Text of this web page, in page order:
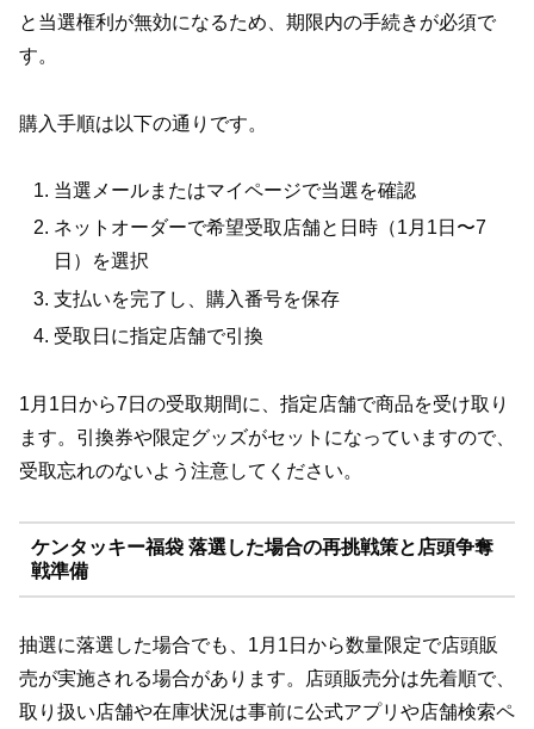
と当選権利が無効になるため、期限内の手続きが必須で
す。
購入手順は以下の通りです。
当選メールまたはマイページで当選を確認
ネットオーダーで希望受取店舗と日時（1月1日〜7
日）を選択
支払いを完了し、購入番号を保存
受取日に指定店舗で引換
1月1日から7日の受取期間に、指定店舗で商品を受け取り
ます。引換券や限定グッズがセットになっていますので、
受取忘れのないよう注意してください。
ケンタッキー福袋 落選した場合の再挑戦策と店頭争奪
戦準備
抽選に落選した場合でも、1月1日から数量限定で店頭販
売が実施される場合があります。店頭販売分は先着順で、
取り扱い店舗や在庫状況は事前に公式アプリや店舗検索ペ